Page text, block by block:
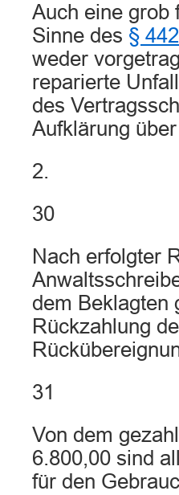
Auch eine grob
Sinne des §
weder
reparierte
des
Aufklärung
2.
30
Nach erfolgter
dem Beklagten
Rückzahlung
31
Von dem
6.800,00 sind
für den